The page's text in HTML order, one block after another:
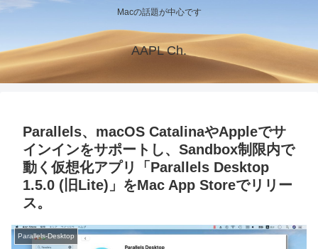
Macの話題が中心です
AAPL Ch.
Parallels、macOS CatalinaやAppleでサ
インインをサポートし、Sandbox制限内で
動く仮想化アプリ「Parallels Desktop
1.5.0 (旧Lite)」をMac App Storeでリリー
ス。
Parallels-Desktop